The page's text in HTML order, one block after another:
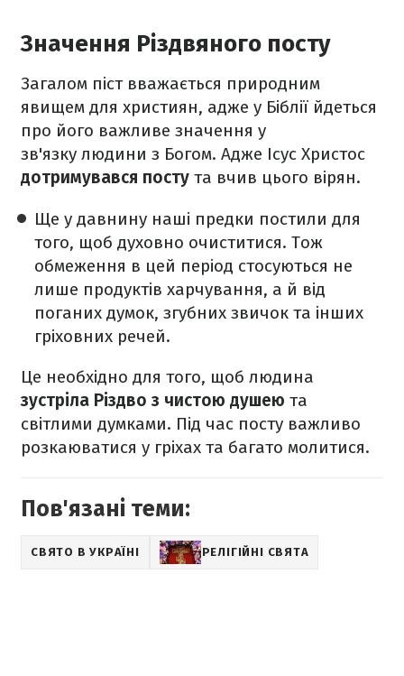
Значення Різдвяного посту
Загалом піст вважається природним
явищем для християн, адже у Біблії йдеться
про його важливе значення у
зв'язку людини з Богом. Адже Ісус Христос
дотримувався посту та вчив цього вірян.
Ще у давнину наші предки постили для
того, щоб духовно очиститися. Тож
обмеження в цей період стосуються не
лише продуктів харчування, а й від
поганих думок, згубних звичок та інших
гріховних речей.
Це необхідно для того, щоб людина
зустріла Різдво з чистою душею та
світлими думками. Під час посту важливо
розкаюватися у гріхах та багато молитися.
Пов'язані теми:
СВЯТО В УКРАЇНІ РЕЛІГІЙНІ СВЯТА